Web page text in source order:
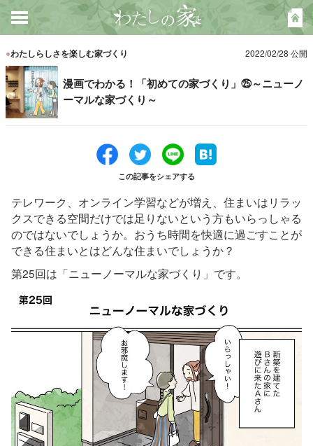
●わたしらしさを楽しむ家づくり 2022/02/28 公開
漫画でわかる！「初めての家づくり」㉕～ニューノ
ーマルな家づくり～
この記事をシェアする
テレワーク、オンライン学習などが増え、住まいはリラッ
クスできる空間だけでは足りないという方もいらっしゃる
のではないでしょうか。おうち時間を快適に過ごすことが
できる住まいとはどんな住まいでしょうか？
第25回は「ニューノーマルな家づくり」です。